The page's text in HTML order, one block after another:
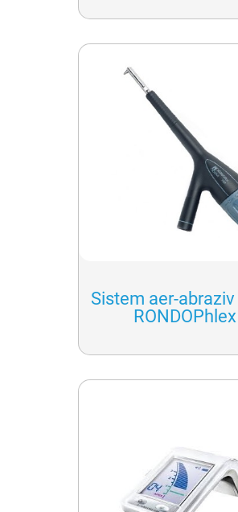
Sistem aer-
RONDOPhlex